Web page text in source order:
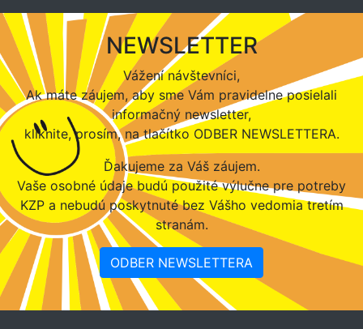
NEWSLETTER
Vážení návštevníci,
Ak máte záujem, aby sme Vám pravidelne posielali
informačný newsletter,
kliknite, prosím, na tlačítko ODBER NEWSLETTERA.
Ďakujeme za Váš záujem.
Vaše osobné údaje budú použité výlučne pre potreby
KZP a nebudú poskytnuté bez Vášho vedomia tretím
stranám.
ODBER NEWSLETTERA